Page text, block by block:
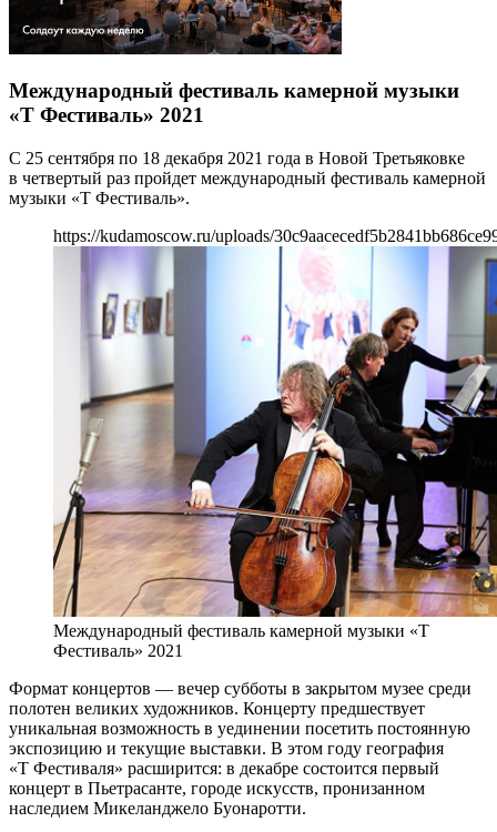
Международный фестиваль камерной музыки
«Т Фестиваль» 2021
С 25 сентября по 18 декабря 2021 года в Новой Третьяковке
в четвертый раз пройдет международный фестиваль камерной
музыки «Т Фестиваль».
https://kudamoscow.ru/uploads/
Международный фестиваль камерной музыки «Т
Фестиваль» 2021
Формат концертов — вечер субботы в закрытом музее среди
полотен великих художников. Концерту предшествует
уникальная возможность в уединении посетить постоянную
экспозицию и текущие выставки. В этом году география
«Т Фестиваля» расширится: в декабре состоится первый
концерт в Пьетрасанте, городе искусств, пронизанном
наследием Микеланджело Буонаротти.